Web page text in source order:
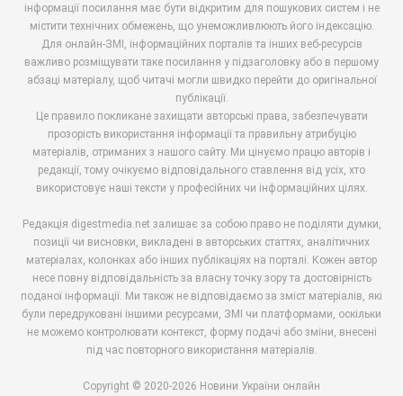
інформації посилання має бути відкритим для пошукових систем і не
містити технічних обмежень, що унеможливлюють його індексацію.
Для онлайн-ЗМІ, інформаційних порталів та інших веб-ресурсів
важливо розміщувати таке посилання у підзаголовку або в першому
абзаці матеріалу, щоб читачі могли швидко перейти до оригінальної
публікації.
Це правило покликане захищати авторські права, забезпечувати
прозорість використання інформації та правильну атрибуцію
матеріалів, отриманих з нашого сайту. Ми цінуємо працю авторів і
редакції, тому очікуємо відповідального ставлення від усіх, хто
використовує наші тексти у професійних чи інформаційних цілях.
Редакція digestmedia.net залишає за собою право не поділяти думки,
позиції чи висновки, викладені в авторських статтях, аналітичних
матеріалах, колонках або інших публікаціях на порталі. Кожен автор
несе повну відповідальність за власну точку зору та достовірність
поданої інформації. Ми також не відповідаємо за зміст матеріалів, які
були передруковані іншими ресурсами, ЗМІ чи платформами, оскільки
не можемо контролювати контекст, форму подачі або зміни, внесені
під час повторного використання матеріалів.
Copyright © 2020-2026 Новини України онлайн